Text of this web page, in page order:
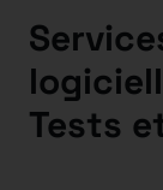
Tests